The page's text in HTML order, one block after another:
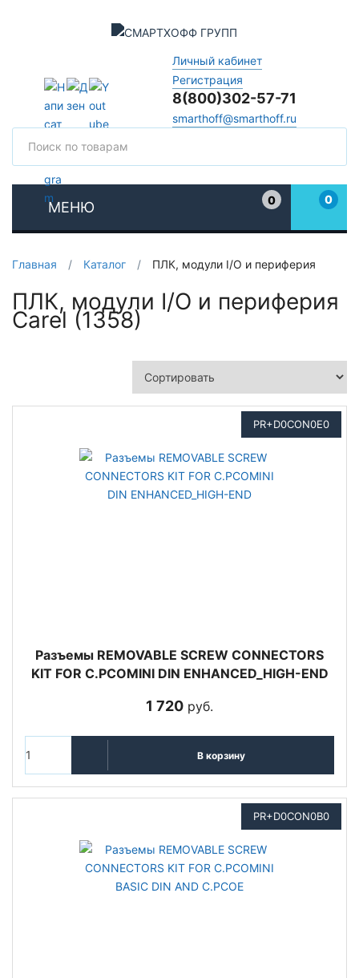
Личный кабинет
Регистрация
8(800)302-57-71
smarthoff@smarthoff.ru
МЕНЮ
0
0
Главная / Каталог / ПЛК, модули I/O и периферия
ПЛК, модули I/O и периферия
Carel (1358)
PR+D0CON0E0
Разъемы REMOVABLE SCREW CONNECTORS
KIT FOR C.PCOMINI DIN ENHANCED_HIGH-END
1 720 руб.
В корзину
PR+D0CON0B0